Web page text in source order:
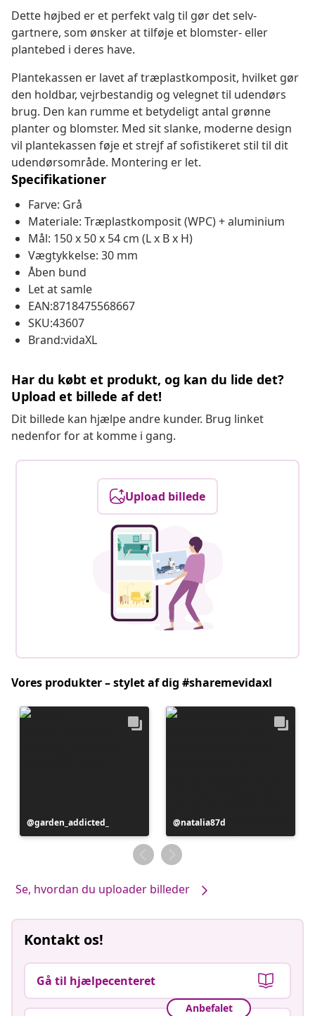
Dette højbed er et perfekt valg til gør det selv-
gartnere, som ønsker at tilføje et blomster- eller
plantebed i deres have.
Plantekassen er lavet af træplastkomposit, hvilket gør
den holdbar, vejrbestandig og velegnet til udendørs
brug. Den kan rumme et betydeligt antal grønne
planter og blomster. Med sit slanke, moderne design
vil plantekassen føje et strejf af sofistikeret stil til dit
udendørsområde. Montering er let.
Specifikationer
Farve: Grå
Materiale: Træplastkomposit (WPC) + aluminium
Mål: 150 x 50 x 54 cm (L x B x H)
Vægtykkelse: 30 mm
Åben bund
Let at samle
EAN:8718475568667
SKU:43607
Brand:vidaXL
Har du købt et produkt, og kan du lide det?
Upload et billede af det!
Dit billede kan hjælpe andre kunder. Brug linket
nedenfor for at komme i gang.
Upload billede
Vores produkter – stylet af dig #sharemevidaxl
Opslag
offentliggjort
garden_addicted_
Opslag
offentliggjort
af
natalia87d
Se, hvordan du uploader billeder
Kontakt os!
Gå til hjælpecenteret
Anbefalet